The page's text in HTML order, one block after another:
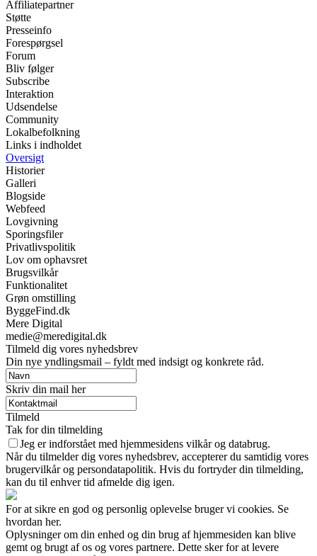
Affiliatepartner
Støtte
Presseinfo
Forespørgsel
Forum
Bliv følger
Subscribe
Interaktion
Udsendelse
Community
Lokalbefolkning
Links i indholdet
Oversigt
Historier
Galleri
Blogside
Webfeed
Lovgivning
Sporingsfiler
Privatlivspolitik
Lov om ophavsret
Brugsvilkår
Funktionalitet
Grøn omstilling
ByggeFind.dk
Mere Digital
medie@meredigital.dk
Tilmeld dig vores nyhedsbrev
Din nye yndlingsmail – fyldt med indsigt og konkrete råd.
Skriv din mail her
Tilmeld
Tak for din tilmelding
Jeg er indforstået med hjemmesidens vilkår og databrug.
Når du tilmelder dig vores nyhedsbrev, accepterer du samtidig vores
brugervilkår og persondatapolitik. Hvis du fortryder din tilmelding,
kan du til enhver tid afmelde dig igen.
For at sikre en god og personlig oplevelse bruger vi cookies. Se
hvordan her.
Oplysninger om din enhed og din brug af hjemmesiden kan blive
gemt og brugt af os og vores partnere. Dette sker for at levere